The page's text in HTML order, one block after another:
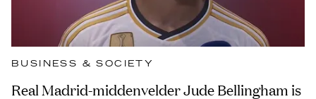
BUSINESS & SOCIETY
Real Madrid-middenvelder Jude Bellingham is